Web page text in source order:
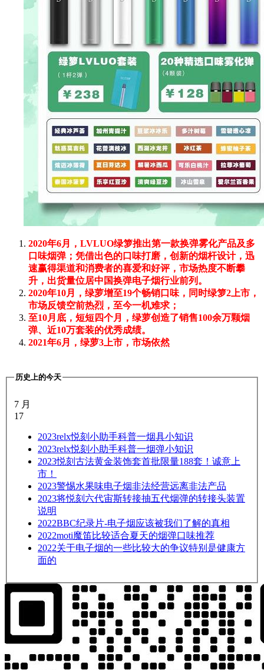
2020年6月，LVLUO绿箩推出第一款换弹雾化产品及多
口味烟弹；凭借出色的口味打磨，创新的烟杆设计，迅
速赢得渠道和消费者的喜爱和好评，市场热度不断攀
升，出货量位居中国换弹电子烟行业前列。
2020年10月，绿萝增至19个畅销口味，同时绿箩2上市，
市场反馈空前热烈，至今一机难求；
至10月底，短短四个月，绿萝创造了销售100余万颗烟
弹、近10万套装的优秀成绩。
2021年6月，绿萝3上市，市场依然
历史上的今天
7 月
17
2023relx悦刻小助手科普一烟具小知识
2023relx悦刻小助手科普一烟弹小知识
2023悦刻古法黄金装饰套首批限量188套！诚意上
市！
2023警惕水果味电子烟非法经营远离非法产品
2023将悦刻六代宙斯转接抽五代烟弹的转接头装置
说明
2022BBC纪录片-电子烟应该被我们了解的真相
2022moti魔笛比较适合夏天的烟弹口味推荐
2022关于电子烟的一些比较大的争议特别是健康方
面的